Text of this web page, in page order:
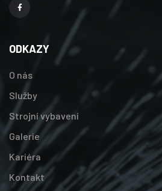
Facebook
ODKAZY
O nás
Služby
Strojní vybavení
Galerie
Kariéra
Kontakt